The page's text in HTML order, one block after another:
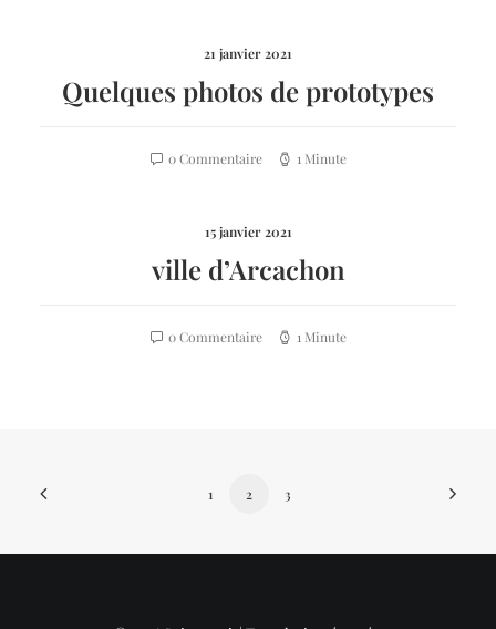
21 janvier 2021
Quelques photos de prototypes
0 Commentaire 1 Minute
15 janvier 2021
ville d’Arcachon
0 Commentaire 1 Minute
1 2 3